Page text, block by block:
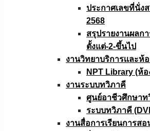
ประกาศเลขที่นั่ง
2568
สรุปรายงานผลก
ตั้งแต่-2-ขึ้นไป
งานวิทยาบริการเเละห้
NPT Library (ห้
งานระบบทวิภาคี
ศูนย์อาชีวศึกษาท
ระบบทวิภาคี
งานสื่อการเรียนการสอ